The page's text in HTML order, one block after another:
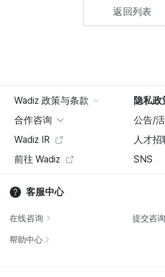
返回列表
Wadiz 政策与条款
隐私政
合作咨询
公告/
Wadiz IR
人才招
前往 Wadiz
SNS
客服中心
在线咨询 提交咨询
帮助中心